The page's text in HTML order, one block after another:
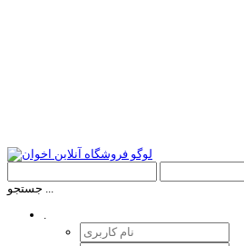
جستجو ...
.